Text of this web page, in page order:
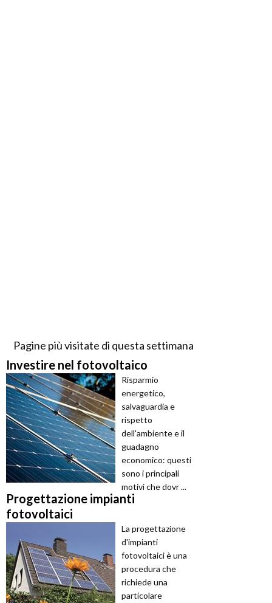
Pagine più visitate di questa settimana
Investire nel fotovoltaico
Risparmio
energetico,
salvaguardia e
rispetto
dell'ambiente e il
guadagno
economico: questi
sono i principali
motivi che dovr ...
Progettazione impianti
fotovoltaici
La progettazione
d'impianti
fotovoltaici è una
procedura che
richiede una
particolare